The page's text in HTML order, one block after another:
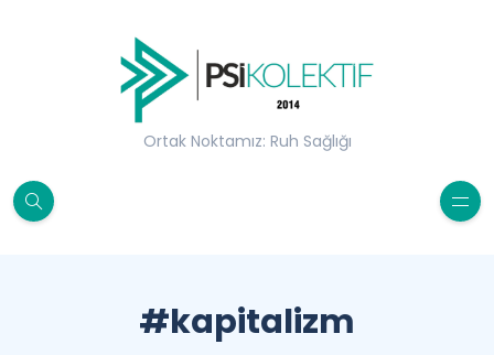
Ortak Noktamız: Ruh Sağlığı
#kapitalizm